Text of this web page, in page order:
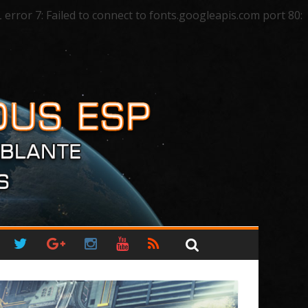
7: Failed to connect to fonts.googleapis.com port 80: